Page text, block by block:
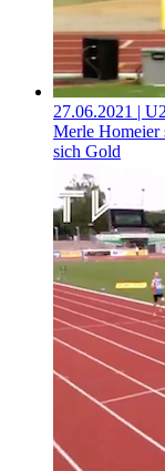
27.06.2021 |
Merle Homeier
sich Gold